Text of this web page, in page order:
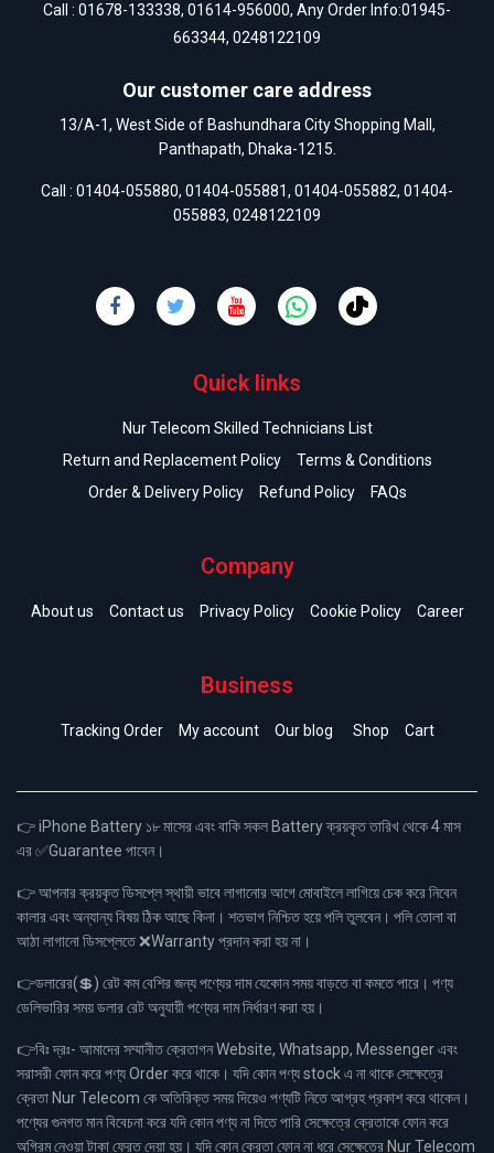
Call : 01678-133338, 01614-956000, Any Order Info:01945-
663344, 0248122109
Our customer care address
13/A-1, West Side of Bashundhara City Shopping Mall,
Panthapath, Dhaka-1215.
Call : 01404-055880, 01404-055881, 01404-055882, 01404-
055883, 0248122109
Quick links
Nur Telecom Skilled Technicians List
Return and Replacement Policy
Terms & Conditions
Order & Delivery Policy
Refund Policy FAQs
Company
About us Contact us Privacy Policy Cookie Policy Career
Business
Tracking Order My account Our blog Shop Cart
👉 iPhone Battery ১৮ মাসের এবং বাকি সকল Battery ক্রয়কৃত তারিখ থেকে 4 মাস
এর ✅Guarantee পাবেন।
👉 আপনার ক্রয়কৃত ডিসপ্লে স্থায়ী ভাবে লাগানোর আগে মোবাইলে লাগিয়ে চেক করে নিবেন
কালার এবং অন্যান্য বিষয় ঠিক আছে কিনা। শতভাগ নিশ্চিত হয়ে পলি তুলবেন। পলি তোলা বা
আঠা লাগানো ডিসপ্লেতে ❌Warranty প্রদান করা হয় না।
👉ডলারের(💲) রেট কম বেশির জন্য পণ্যের দাম যেকোন সময় বাড়তে বা কমতে পারে। পণ্য
ডেলিভারির সময় ডলার রেট অনুযায়ী পণ্যের দাম নির্ধারণ করা হয়।
👉বিঃ দ্রঃ- আমাদের সম্মানীত ক্রেতাগন Website, Whatsapp, Messenger এবং
সরাসরী ফোন করে পণ্য Order করে থাকে। যদি কোন পণ্য stock এ না থাকে সেক্ষেত্রে
ক্রেতা Nur Telecom কে অতিরিক্ত সময় দিয়েও পণ্যটি নিতে আগ্রহ প্রকাশ করে থাকেন।
পণ্যের গুনগত মান বিবেচনা করে যদি কোন পণ্য না দিতে পারি সেক্ষেত্রে ক্রেতাকে ফোন করে
অগ্রিম নেওয়া টাকা ফেরত দেয়া হয়। যদি কোন ক্রেতা ফোন না ধরে সেক্ষেত্রে Nur Telecom